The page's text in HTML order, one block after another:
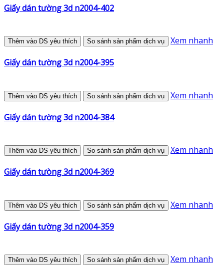
Giấy dán tường 3d n2004-402
Thêm vào DS yêu thích So sánh sản phẩm dịch vụ Xem nhanh
Giấy dán tường 3d n2004-395
Thêm vào DS yêu thích So sánh sản phẩm dịch vụ Xem nhanh
Giấy dán tường 3d n2004-384
Thêm vào DS yêu thích So sánh sản phẩm dịch vụ Xem nhanh
Giấy dán tưòng 3d n2004-369
Thêm vào DS yêu thích So sánh sản phẩm dịch vụ Xem nhanh
Giấy dán tường 3d n2004-359
Thêm vào DS yêu thích So sánh sản phẩm dịch vụ Xem nhanh